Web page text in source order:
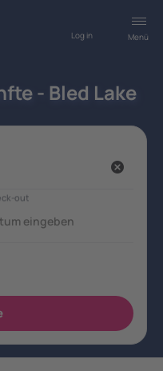
Menü
Log in
- Bled Lake